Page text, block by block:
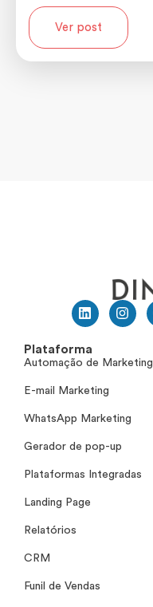
Ver post
Plataforma
Automação de Marketing
E-mail Marketing
WhatsApp Marketing
Gerador de pop-up
Plataformas Integradas
Landing Page
Relatórios
CRM
Funil de Vendas